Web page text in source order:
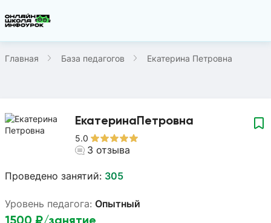
Главная База педагогов Екатерина Петровна
ЕкатеринаПетровна
5.0
3 отзыва
Проведено занятий: 305
Уровень педагога: Опытный
1500 ₽/занятие